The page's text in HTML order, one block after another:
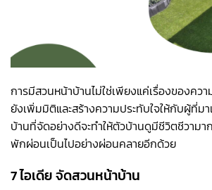
การมีสวนหน้าบ้านไม่ใช่เพียงแค่เรื่องของคว
ยังเพิ่มมิติและสร้างความประทับใจให้กับผู้ที่ม
บ้านที่จัดอย่างดีจะทำให้ตัวบ้านดูมีชีวิตชีวามา
พักผ่อนเป็นไปอย่างผ่อนคลายอีกด้วย
7 ไอเดีย จัดสวนหน้าบ้าน